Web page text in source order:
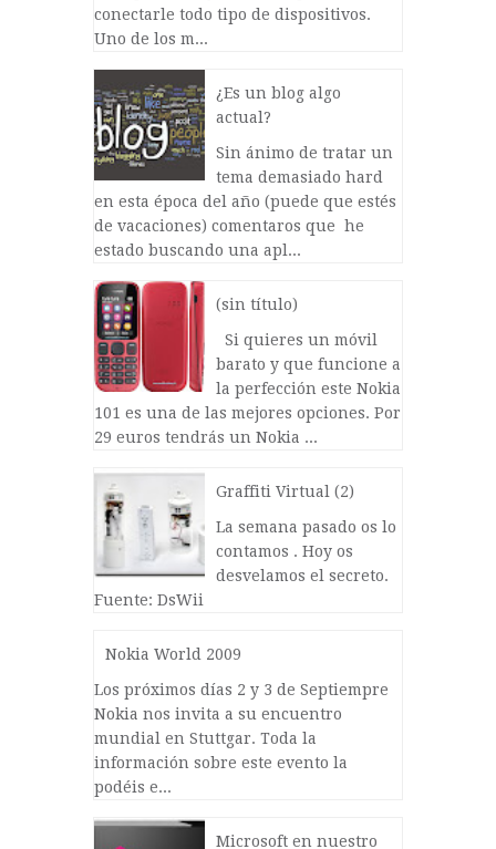
conectarle todo tipo de dispositivos.
Uno de los m...
¿Es un blog algo
actual?
Sin ánimo de tratar un
tema demasiado hard
en esta época del año (puede que estés
de vacaciones) comentaros que he
estado buscando una apl...
(sin título)
Si quieres un móvil
barato y que funcione a
la perfección este Nokia
101 es una de las mejores opciones. Por
29 euros tendrás un Nokia ...
Graffiti Virtual (2)
La semana pasado os lo
contamos . Hoy os
desvelamos el secreto.
Fuente: DsWii
Nokia World 2009
Los próximos días 2 y 3 de Septiempre
Nokia nos invita a su encuentro
mundial en Stuttgar. Toda la
información sobre este evento la
podéis e...
Microsoft en nuestro